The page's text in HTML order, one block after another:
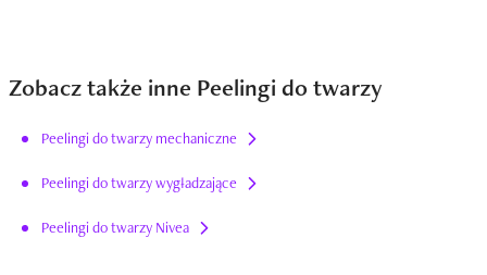
Zobacz także inne Peelingi do twarzy
Peelingi do twarzy mechaniczne
Peelingi do twarzy wygładzające
Peelingi do twarzy Nivea